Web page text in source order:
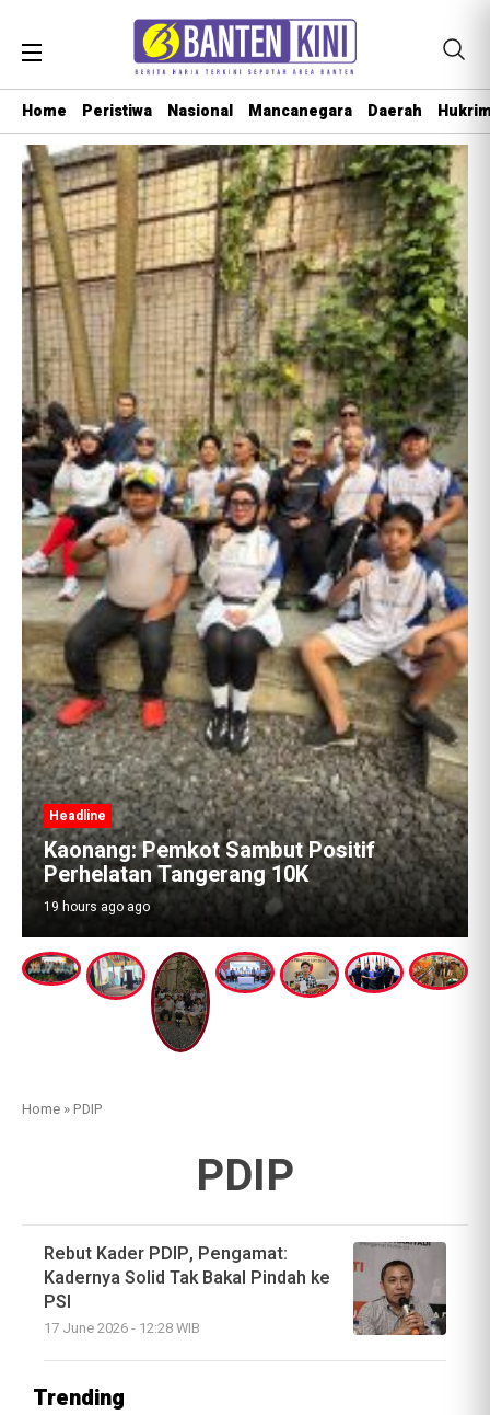
Home Peristiwa Nasional Mancanegara Daerah
Headline
Kaonang: Pemkot Sambut Positif
Perhelatan Tangerang 10K
19 hours ago ago
Home »PDIP
PDIP
Rebut Kader PDIP, Pengamat:
Kadernya Solid Tak Bakal Pindah ke
PSI
17 June 2026 - 12:28 WIB
Trending